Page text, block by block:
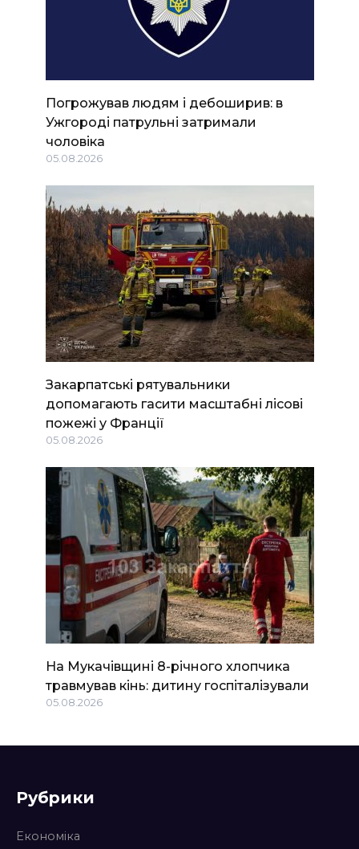
Погрожував людям і дебоширив: в
Ужгороді патрульні затримали
чоловіка
05.08.2026
Закарпатські рятувальники
допомагають гасити масштабні лісові
пожежі у Франції
05.08.2026
На Мукачівщині 8-річного хлопчика
травмував кінь: дитину госпіталізували
05.08.2026
Рубрики
Економіка